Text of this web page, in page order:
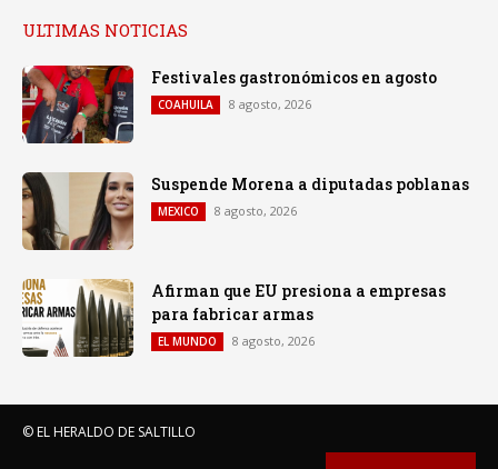
ULTIMAS NOTICIAS
Festivales gastronómicos en agosto
COAHUILA 8 agosto, 2026
Suspende Morena a diputadas poblanas
MEXICO 8 agosto, 2026
Afirman que EU presiona a empresas
para fabricar armas
EL MUNDO 8 agosto, 2026
© EL HERALDO DE SALTILLO